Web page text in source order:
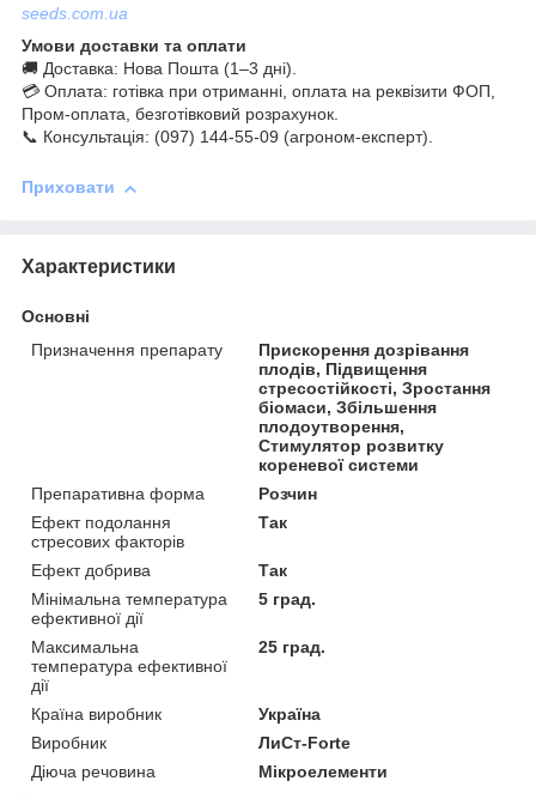
seeds.com.ua
Умови доставки та оплати
🚚 Доставка: Нова Пошта (1–3 дні).
💳 Оплата: готівка при отриманні, оплата на реквізити ФОП,
Пром-оплата, безготівковий розрахунок.
📞 Консультація: (097) 144-55-09 (агроном-експерт).
Приховати
Характеристики
Основні
Призначення препарату
Прискорення дозрівання
плодів, Підвищення
стресостійкості, Зростання
біомаси, Збільшення
плодоутворення,
Стимулятор розвитку
кореневої системи
Препаративна форма
Розчин
Ефект подолання
стресових факторів
Так
Ефект добрива
Так
Мінімальна температура
ефективної дії
5 град.
Максимальна
температура ефективної
дії
25 град.
Країна виробник
Україна
Виробник
ЛиСт-Forte
Діюча речовина
Мікроелементи